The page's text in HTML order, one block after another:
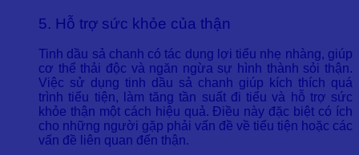
5. Hỗ trợ sức khỏe của thận
Tinh dầu sả chanh có tác dụng lợi tiểu nhẹ nhàng, giúp
cơ thể thải độc và ngăn ngừa sự hình thành sỏi thận.
Việc sử dụng tinh dầu sả chanh giúp kích thích quá
trình tiểu tiện, làm tăng tần suất đi tiểu và hỗ trợ sức
khỏe thận một cách hiệu quả. Điều này đặc biệt có ích
cho những người gặp phải vấn đề về tiểu tiện hoặc các
vấn đề liên quan đến thận.